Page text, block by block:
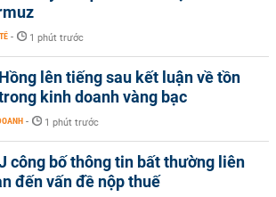
- 1 phút trước
lên tiếng sau kết luận về tồn
kinh doanh vàng bạc
- 1 phút trước
công bố thông tin bất thường liên
đến vấn đề nộp thuế